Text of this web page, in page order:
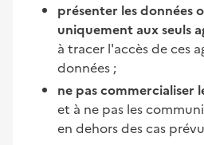
présenter les données
uniquement aux seuls
à tracer l'accès de ces
données ;
ne pas commercialiser
et à ne pas les
en dehors des cas